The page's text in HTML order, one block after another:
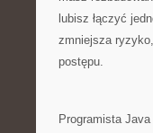
lubisz łączyć
zmniejsza
postępu.
Programista